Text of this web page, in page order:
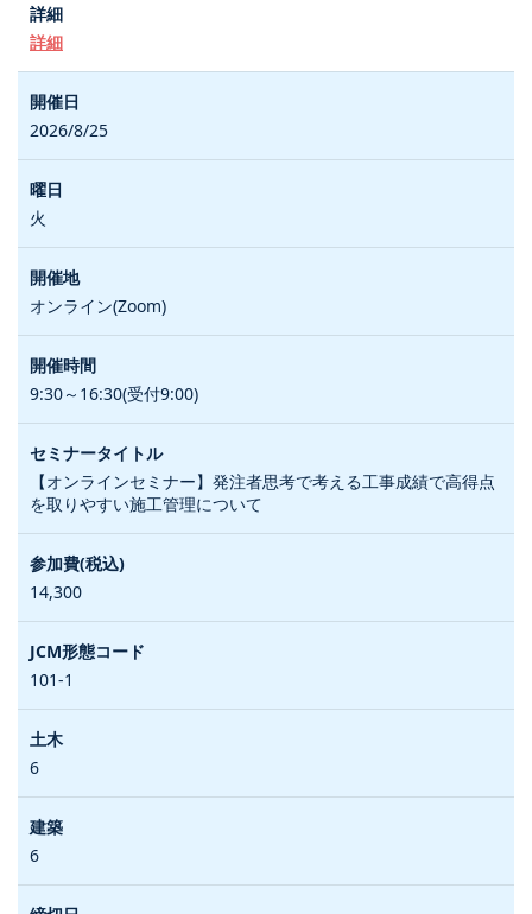
詳細
2026/8/25
火
オンライン(Zoom)
9:30～16:30(受付9:00)
【オンラインセミナー】発注者思考で考える工事成績で高得点
を取りやすい施工管理について
14,300
101-1
6
6